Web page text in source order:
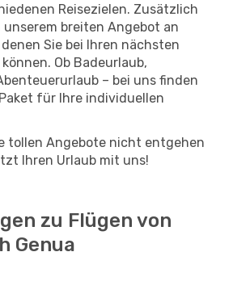
Reisezielen. Zusätzlich
breiten Angebot an
Sie bei Ihren nächsten
Ob Badeurlaub,
– bei uns finden
für Ihre individuellen
tollen Angebote nicht entgehen
Ihren Urlaub mit uns!
zu Flügen von
Genua